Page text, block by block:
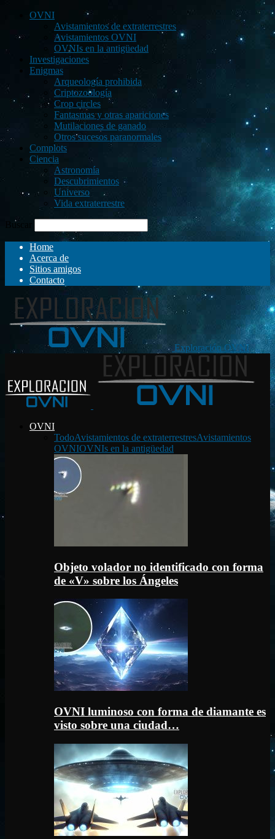
OVNI
Avistamientos de extraterrestres
Avistamientos OVNI
OVNIs en la antigüedad
Investigaciones
Enigmas
Arqueología prohibida
Criptozoología
Crop circles
Fantasmas y otras apariciones
Mutilaciones de ganado
Otros sucesos paranormales
Complots
Ciencia
Astronomía
Descubrimientos
Universo
Vida extraterrestre
Buscar
Home
Acerca de
Sitios amigos
Contacto
Exploración OVNI
OVNI
TodoAvistamientos de extraterrestresAvistamientos
OVNIOVNIs en la antigüedad
Objeto volador no identificado con forma
de «V» sobre los Ángeles
OVNI luminoso con forma de diamante es
visto sobre una ciudad…